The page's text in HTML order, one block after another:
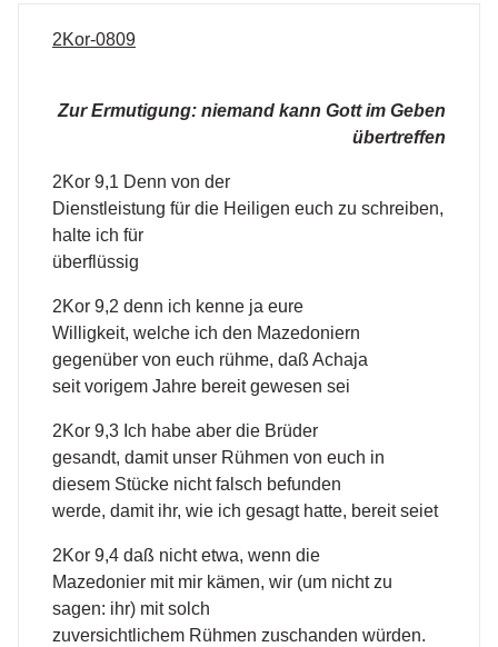
2Kor-0809
Zur Ermutigung: niemand kann Gott im Geben
übertreffen
2Kor 9,1 Denn von der
Dienstleistung für die Heiligen euch zu schreiben,
halte ich für
überflüssig
2Kor 9,2 denn ich kenne ja eure
Willigkeit, welche ich den Mazedoniern
gegenüber von euch rühme, daß Achaja
seit vorigem Jahre bereit gewesen sei
2Kor 9,3 Ich habe aber die Brüder
gesandt, damit unser Rühmen von euch in
diesem Stücke nicht falsch befunden
werde, damit ihr, wie ich gesagt hatte, bereit seiet
2Kor 9,4 daß nicht etwa, wenn die
Mazedonier mit mir kämen, wir (um nicht zu
sagen: ihr) mit solch
zuversichtlichem Rühmen zuschanden würden.